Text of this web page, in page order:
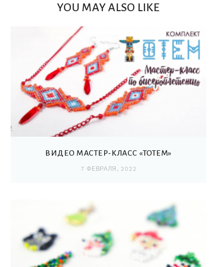
YOU MAY ALSO LIKE
ВИДЕО МАСТЕР-КЛАСС «ТОТЕМ»
7 ФЕВРАЛЯ, 2022